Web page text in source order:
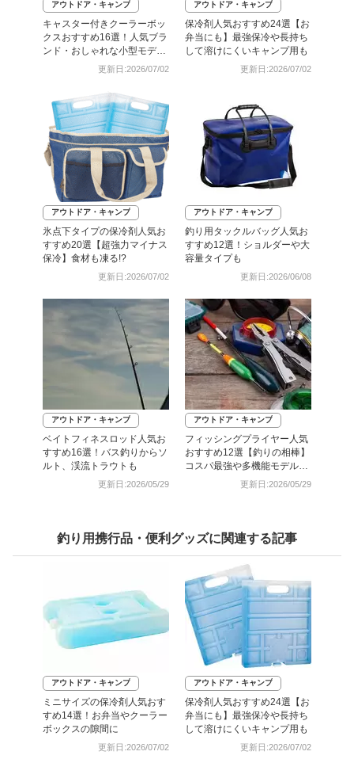
アウトドア・キャンプ
キャスター付きクーラーボッ
クスおすすめ16選！人気ブラ
ンド・おしゃれな小型モデル
更新日:2026/07/02
アウトドア・キャンプ
保冷剤人気おすすめ24選【お
弁当にも】最強保冷や長持ち
して溶けにくいキャンプ用も
更新日:2026/07/02
アウトドア・キャンプ
氷点下タイプの保冷剤人気お
すすめ20選【超強力マイナス
保冷】食材も凍る!?
更新日:2026/07/02
アウトドア・キャンプ
釣り用タックルバッグ人気お
すすめ12選！ショルダーや大
容量タイプも
更新日:2026/06/08
アウトドア・キャンプ
ベイトフィネスロッド人気お
すすめ16選！バス釣りからソ
ルト、渓流トラウトも
更新日:2026/05/29
アウトドア・キャンプ
フィッシングプライヤー人気
おすすめ12選【釣りの相棒】
コスパ最強や多機能モデルな
更新日:2026/05/29
釣り用携行品・便利グッズに関連する記事
アウトドア・キャンプ
ミニサイズの保冷剤人気おす
すめ14選！お弁当やクーラー
ボックスの隙間に
更新日:2026/07/02
アウトドア・キャンプ
保冷剤人気おすすめ24選【お
弁当にも】最強保冷や長持ち
して溶けにくいキャンプ用も
更新日:2026/07/02